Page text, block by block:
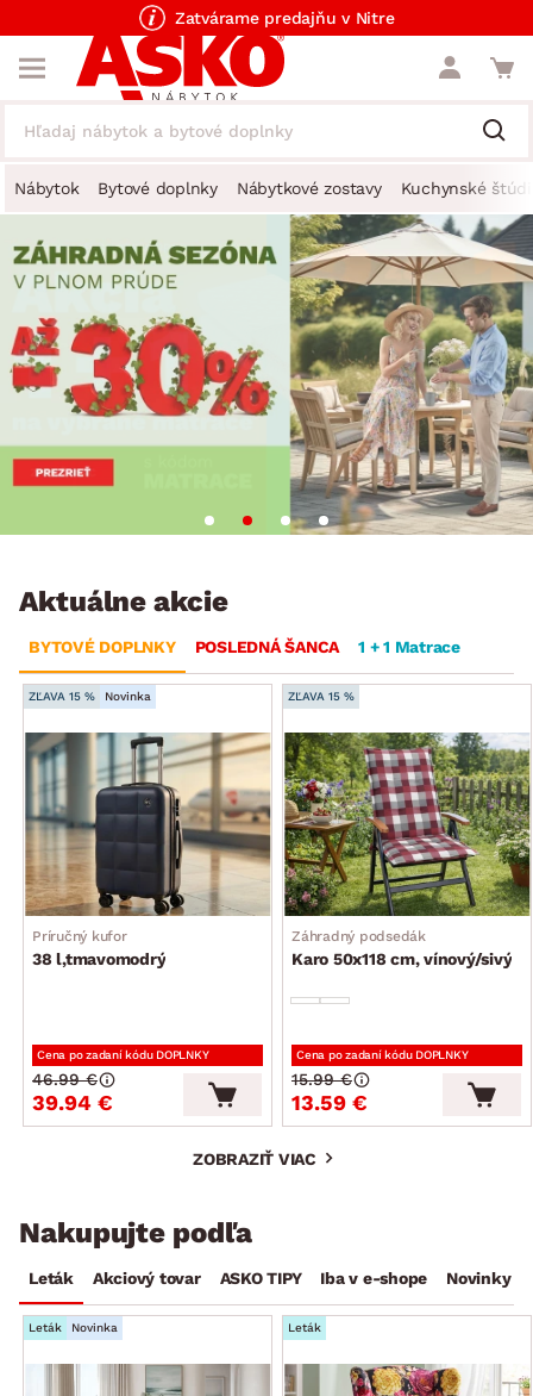
Zatvárame predajňu v Nitre
Nábytok Bytové doplnky Nábytkové zostavy Kuchynské
Aktuálne akcie
BYTOVÉ DOPLNKY POSLEDNÁ ŠANCA 1 + 1 Matrace
ZĽAVA 15 % Novinka
Príručný kufor
38 l,tmavomodrý
Cena po zadaní kódu DOPLNKY
39.94 €
46.99 €
ZĽAVA 15 %
Záhradný podsedák
Karo 50x118 cm, vínový/sivý
Cena po zadaní kódu DOPLNKY
13.59 €
15.99 €
ZOBRAZIŤ VIAC
Nakupujte podľa
Leták Akciový tovar ASKO TIPY Iba v e-shope Novinky
Leták Novinka Leták